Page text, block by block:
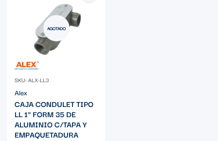
AGOTADO
SKU: ALX-LL3
Alex
CAJA CONDULET TIPO
LL 1" FORM 35 DE
ALUMINIO C/TAPA Y
EMPAQUETADURA